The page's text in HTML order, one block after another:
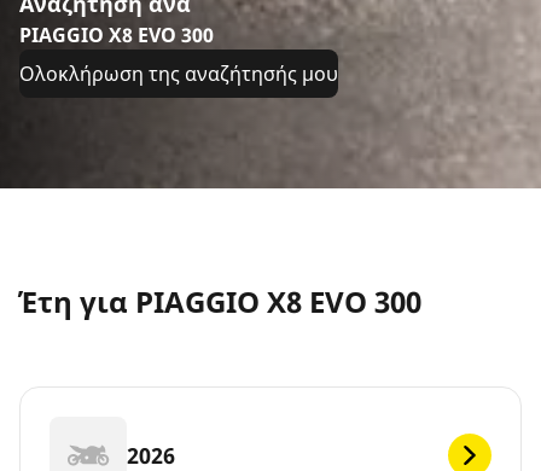
PIAGGIO X8 EVO 300
Ολοκλήρωση της αναζήτησής μου
Έτη για PIAGGIO X8 EVO 300
2026